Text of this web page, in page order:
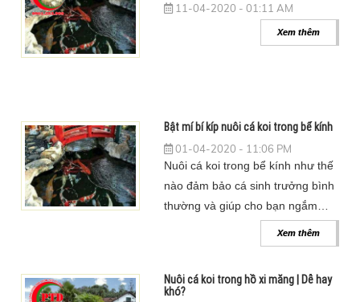
11-04-2020 - 01:11 AM
Xem thêm
Bật mí bí kíp nuôi cá koi trong bể kính
01-04-2020 - 11:06 PM
Nuôi cá koi trong bể kính như thế
nào đảm bảo cá sinh trưởng bình
thường và giúp cho bạn ngắm
Xem thêm
Nuôi cá koi trong hồ xi măng | Dễ hay
khó?